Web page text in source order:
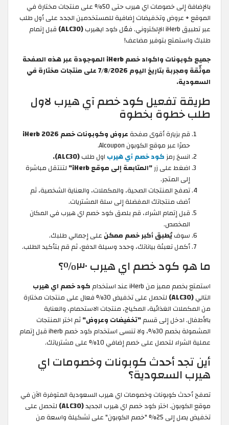
بالإضافة إلى خصومات اي هيرب حتى 50% على منتجات مختارة في
الموقع + عروض وتخفيضات إضافية للمستخدمين الجدد على أول طلب
عبر تطبيق iHerb الإلكتروني. فعّل كود ايهيرب
(ALC30)
قبل إتمام
طلبك واستمتع بتوفير مضاعف!
جميع كوبونات واكواد خصم iHerb الموجودة عبر هذه الصفحة
موثّقة ومجربة بتاريخ اليوم 7/8/2026 على منتجات مختارة في
السعودية.
طريقة تفعيل كود خصم آي هيرب لاول
طلب خطوة بخطوة
قم بزيارة أقوى صفحة عروض وكوبونات خصم iHerb 2026
حصرًا عبر موقع الكوبون Alcoupon.
انسخ رمزكود خصم آي هيرب اول طلب(ALC30).
اضغط على زر"المتابعة إلى موقع iHerb"
لتنتقل مباشرة
إلى المتجر.
تصفح المنتجات الصحية، والمكملات، والعناية الشخصية، ثم
أضف منتجاتك المفضلة إلى سلة المشتريات.
قبل إتمام الشراء، قم بلصق كود خصم اي هيرب في المكان
المخصص.
سوفيُطبق أكبر خصم ممكن على إجمالي طلبك.
أكمل تعبئة بياناتك، وحدد وسيلة الدفع، ثم قم بتأكيد الطلب.
ما هو كود خصم اي هيرب ٣٠٪؟
استمتع بخصم مميز من iHerb عند استخدام
كود خصم اي هيرب
التالي(ALC30)
لتحصل على تخفيض 30% فعال على منتجات مختارة
من المكملات الغذائية، المكياج، منتجات الاستحمام، والعناية
بالأطفال. ادخل إلى قسم"تخفيضات وعروض"ثم اختر المنتجات
المشمولة بخصم 30%، ولا تنسى استخدام كود خصم iherb
قبل إتمام
عملية الشراء لتحصل على خصم إضافي 10% على مشترياتك.
أين تجد أحدث كوبونات وخصومات اي
هيرب السعودية؟
تصفح أحدث كوبونات وخصومات اي هيرب السعودية المتوفرة الآن في
موقع الكوبون. اختر كود خصم اي هيرب الجديد(ALC30)
لتحصل على
تخفيض يصل إلى 25% "خصم الكوبون" على تشكيلة واسعة من